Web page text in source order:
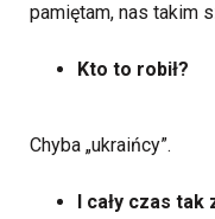
pamiętam, nas takim
Kto to robił?
Chyba „ukraińcy”.
I cały czas tak